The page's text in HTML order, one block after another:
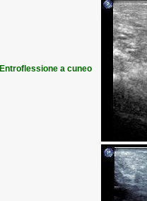
Entroflessione a cuneo